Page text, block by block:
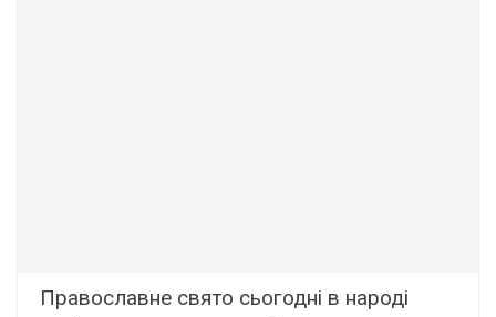
Православне свято сьогодні в народі